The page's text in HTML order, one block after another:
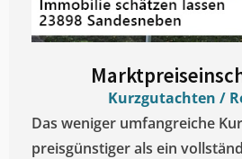
Kurzgutachten /
Das weniger umfangreiche
preisgünstiger als ein